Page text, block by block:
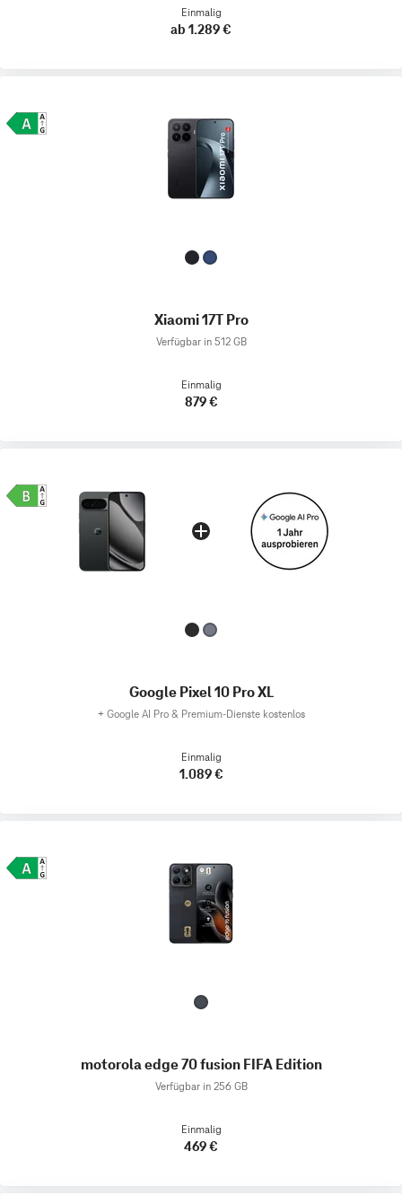
Einmalig
ab 1.289 €
Xiaomi 17T Pro
Verfügbar in 512 GB
Einmalig
879 €
Google Pixel 10 Pro XL
+ Google AI Pro & Premium-Dienste kostenlos
Einmalig
1.089 €
motorola edge 70 fusion FIFA Edition
Verfügbar in 256 GB
Einmalig
469 €